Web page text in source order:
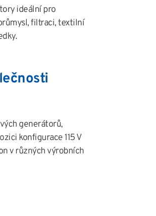
ideální pro
filtraci, textilní
generátorů,
konfigurace 115 V
v různých výrobních